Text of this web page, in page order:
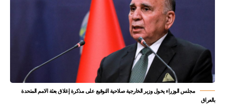
مجلس الوزراء يخول وزير الخارجية صلاحية التوقيع على مذكرة إغلاق بعثة الامم المتحدة
بالعراق